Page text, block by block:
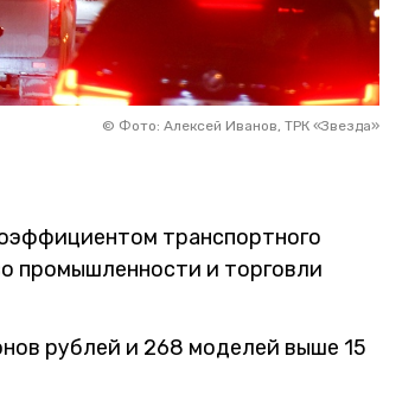
© Фото: Алексей Иванов, ТРК «Звезда»
транспортного
промышленности и торговли
рублей и 268 моделей выше 15